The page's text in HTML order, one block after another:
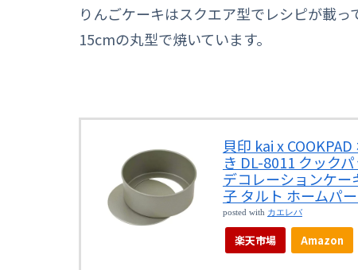
りんごケーキはスクエア型でレシピが載っ
15cmの丸型で焼いています。
貝印 kai x
き DL-8011 クック
デコレーションケー
子 タルト ホームパ
posted with カエレバ
楽天市場 Amazon